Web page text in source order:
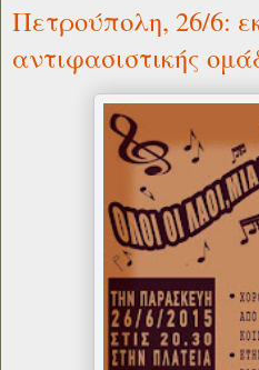
Πετρούπολη, 26/6:
αντιφασιστικής